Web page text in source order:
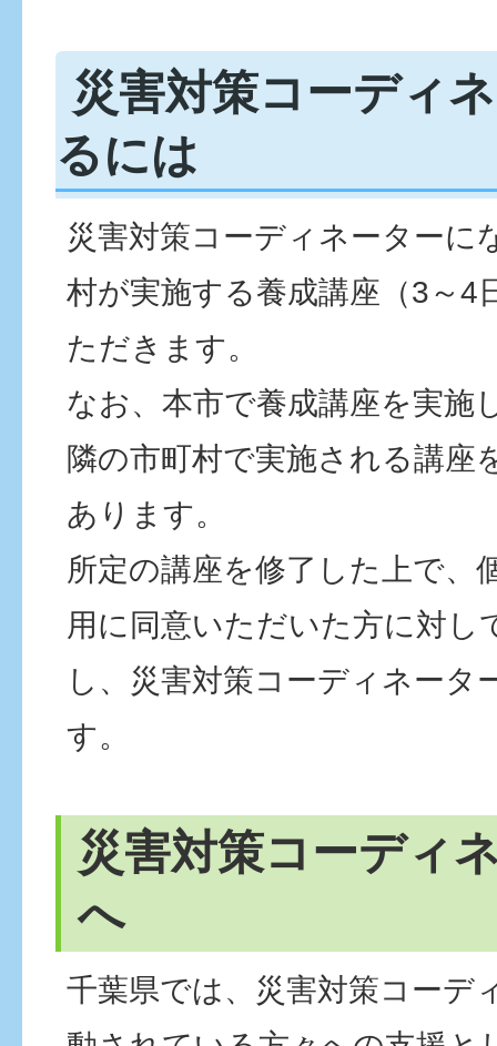
災害対策コーディ
るには
災害対策コーディネーターに
村が実施する養成講座（3～4
ただきます。
なお、本市で養成講座を実施
隣の市町村で実施される講座
あります。
所定の講座を修了した上で、
用に同意いただいた方に対し
し、災害対策コーディネータ
す。
災害対策コーディ
へ
千葉県では、災害対策コーデ